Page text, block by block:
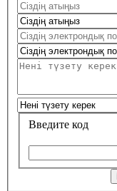
Введите код